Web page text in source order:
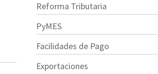
Reforma Tributaria
PyMES
Facilidades de Pago
Exportaciones